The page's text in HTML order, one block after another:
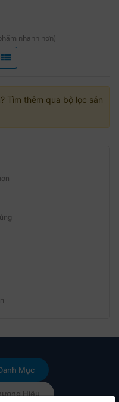
nhanh hơn)
Tìm thêm qua bộ lọc sản
Mục
Hiệu